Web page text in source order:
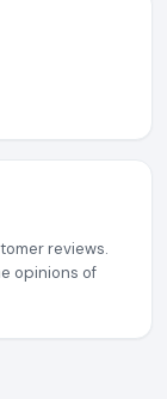
reviews.
opinions of